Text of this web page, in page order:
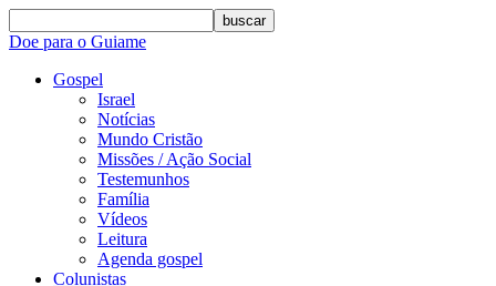
buscar
Doe para o Guiame
Gospel
Israel
Notícias
Mundo Cristão
Missões / Ação Social
Testemunhos
Família
Vídeos
Leitura
Agenda gospel
Colunistas